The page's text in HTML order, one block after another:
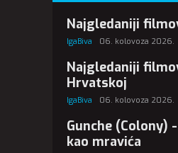
Najgledaniji
IgaBiva 06. kolovoza 2026.
Najgledaniji
Hrvatskoj
IgaBiva 06. kolovoza 2026.
Gunche (Colony)
kao mravića